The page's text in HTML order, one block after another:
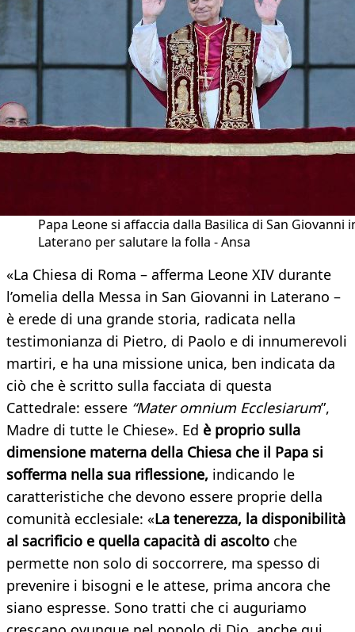
Papa Leone si affaccia dalla Basilica di San Giovanni
Laterano per salutare la folla - Ansa
«La Chiesa di Roma – afferma Leone XIV durante
l’omelia della Messa in San Giovanni in Laterano –
è erede di una grande storia, radicata nella
testimonianza di Pietro, di Paolo e di innumerevoli
martiri, e ha una missione unica, ben indicata da
ciò che è scritto sulla facciata di questa
Cattedrale: essere “Mater omnium Ecclesiarum”,
Madre di tutte le Chiese». Ed è proprio sulla
dimensione materna della Chiesa che il Papa si
sofferma nella sua riflessione, indicando le
caratteristiche che devono essere proprie della
comunità ecclesiale: «La tenerezza, la disponibilità
al sacrificio e quella capacità di ascolto che
permette non solo di soccorrere, ma spesso di
prevenire i bisogni e le attese, prima ancora che
siano espresse. Sono tratti che ci auguriamo